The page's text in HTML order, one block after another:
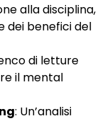
alla disciplina,
dei benefici del
di letture
il mental
: Un’analisi